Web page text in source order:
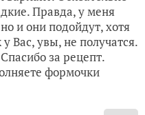
Правда, у меня
и они подойдут, хотя
Вас, увы, не получатся.
за рецепт.
формочки